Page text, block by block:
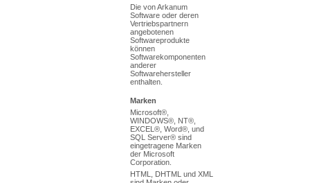
Die von Arkanum
Software oder deren
Vertriebspartnern
angebotenen
Softwareprodukte
können
Softwarekomponenten
anderer
Softwarehersteller
enthalten.
Marken
Microsoft®,
WINDOWS®, NT®,
EXCEL®, Word®, und
SQL Server® sind
eingetragene Marken
der Microsoft
Corporation.
HTML, DHTML und XML